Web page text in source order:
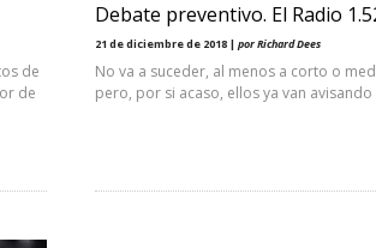
de
de
Debate preventivo. El Radio
21 de diciembre de 2018 | por Richard Dees
No va a suceder, al menos a corto o
pero, por si acaso, ellos ya van avisando